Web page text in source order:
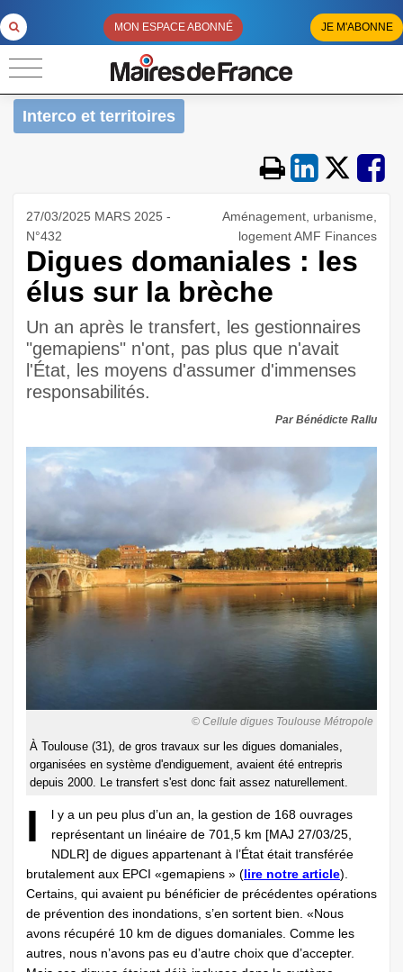
MON ESPACE ABONNÉ JE M'ABONNE
Interco et territoires
27/03/2025 MARS 2025 -
N°432
Aménagement, urbanisme,
logement AMF Finances
Digues domaniales : les
élus sur la brèche
Un an après le transfert, les gestionnaires
"gemapiens" n'ont, pas plus que n'avait
l'État, les moyens d'assumer d'immenses
responsabilités.
Par Bénédicte Rallu
© Cellule digues Toulouse Métropole
À Toulouse (31), de gros travaux sur les digues domaniales,
organisées en système d'endiguement, avaient été entrepris
depuis 2000. Le transfert s'est donc fait assez naturellement.
I
l y a un peu plus d’un an, la gestion de 168 ouvrages
représentant un linéaire de 701,5 km [MAJ 27/03/25,
NDLR] de digues appartenant à l’État était transférée
brutalement aux EPCI «gemapiens » (lire notre article).
Certains, qui avaient pu bénéficier de précédentes opérations
de prévention des inondations, s’en sortent bien. «Nous
avons récupéré 10 km de digues domaniales. Comme les
autres, nous n’avons pas eu d’autre choix que d’accepter.